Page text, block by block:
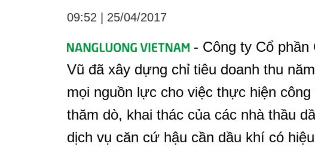
09:52 25/04/2017
- Công ty Cổ
Vũ đã xây dựng chỉ tiêu doanh thu
mọi nguồn lực cho việc thực hiện
thăm dò, khai thác của các nhà thầu
dịch vụ căn cứ hậu cần dầu khí có